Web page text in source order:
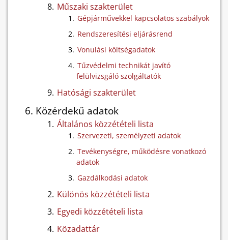
Műszaki szakterület
Gépjárművekkel kapcsolatos szabályok
Rendszeresítési eljárásrend
Vonulási költségadatok
Tűzvédelmi technikát javító
felülvizsgáló szolgáltatók
Hatósági szakterület
Közérdekű adatok
Általános közzétételi lista
Szervezeti, személyzeti adatok
Tevékenységre, működésre vonatkozó
adatok
Gazdálkodási adatok
Különös közzétételi lista
Egyedi közzétételi lista
Közadattár